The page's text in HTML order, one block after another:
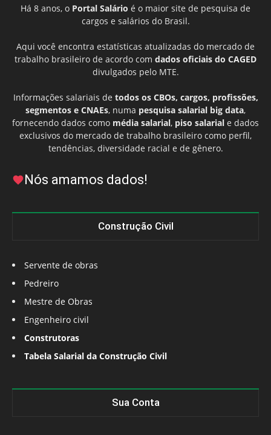
Há 8 anos, o Portal Salário é o maior site de pesquisa de
cargos e salários do Brasil.
Aqui você encontra estatísticas atualizadas do mercado de
trabalho brasileiro de acordo com dados oficiais do CAGED
divulgados pelo MTE.
Informações salariais de todos os CBOs, cargos, profissões,
segmentos e CNAEs, numa pesquisa salarial big data,
fornecendo dados como média salarial, piso salarial e dados
exclusivos do mercado de trabalho brasileiro como perfil,
tendências, diversidade racial e de gênero.
Nós amamos dados!
Construção Civil
Servente de obras
Pedreiro
Mestre de Obras
Engenheiro civil
Construtoras
Tabela Salarial da Construção Civil
Sua Conta